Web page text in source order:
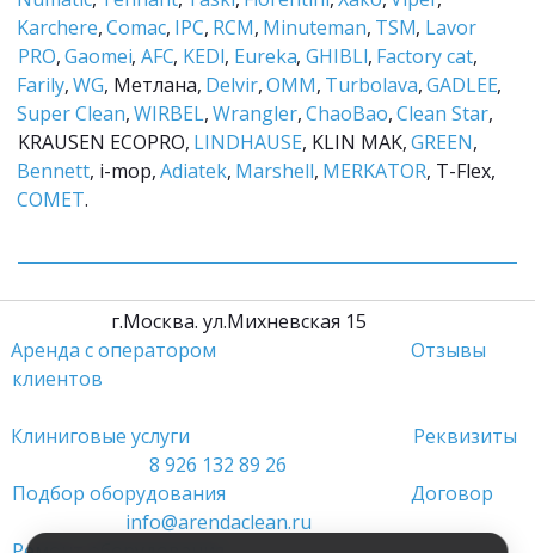
Karchere, Comac, IPC, RCM, Minuteman, TSM, Lavor
PRO, Gaomei, AFC, KEDI, Eureka, GHIBLI, Factory cat
Farily, WG, Метлана, Delvir, ОММ, Turbolava, GADLEE
Super Clean, WIRBEL, Wrangler, ChaoBao, Clean Star,
KRAUSEN ECOPRO, LINDHAUSE, KLIN MAK, GREEN
Bennett, i-mop, Adiatek, Marshell, MERKATOR
COMET.
Аренда с оператором
Отзывы
клиентов
Клиниговые услуги
Реквизиты
8 926 132 89 26
Подбор оборудования
Договор
info@arendaclean.ru